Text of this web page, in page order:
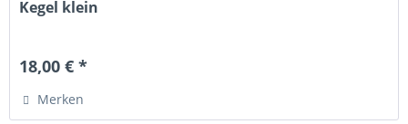
Kegel klein
18,00 € *
Merken